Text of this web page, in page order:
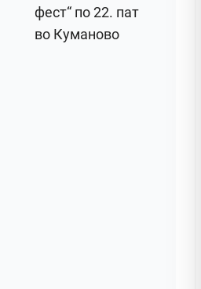
фест“ по 22. пат
во Куманово